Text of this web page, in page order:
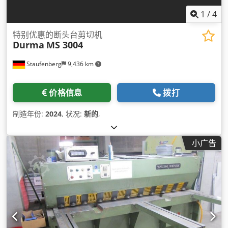
1 /4
Staufenberg 9,436 km
特别优惠的断头台剪切机
Durma MS 3004
价格信息 拨打
制造年份: 2024, 状况: 新的,
小广告